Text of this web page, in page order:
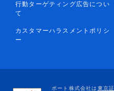
行動ターゲティング広告につい
て
カスタマーハラスメントポリシ
ー